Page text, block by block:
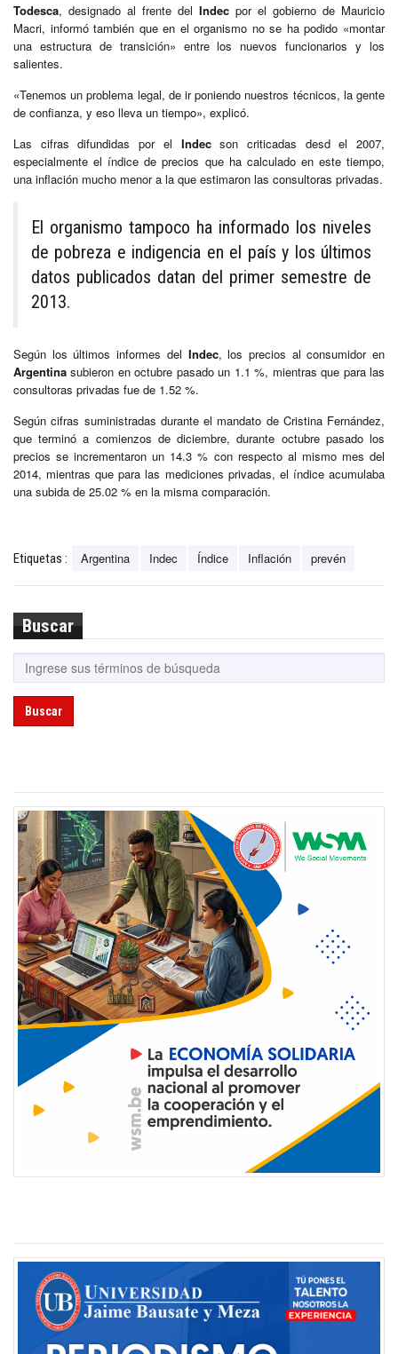
Todesca, designado al frente del Indec por el gobierno de Mauricio
Macri, informó también que en el organismo no se ha podido «montar
una estructura de transición» entre los nuevos funcionarios y los
salientes.
«Tenemos un problema legal, de ir poniendo nuestros técnicos, la gente
de confianza, y eso lleva un tiempo», explicó.
Las cifras difundidas por el Indecson criticadas desd el 2007,
especialmente el índice de precios que ha calculado en este tiempo,
una inflación mucho menor a la que estimaron las consultoras privadas.
El organismo tampoco ha informado los niveles
de pobreza e indigencia en el país y los últimos
datos publicados datan del primer semestre de
2013.
Según los últimos informes del Indec, los precios al consumidor en
Argentina subieron en octubre pasado un 1.1 %, mientras que para las
consultoras privadas fue de 1.52 %.
Según cifras suministradas durante el mandato de Cristina Fernández,
que terminó a comienzos de diciembre, durante octubre pasado los
precios se incrementaron un 14.3 % con respecto al mismo mes del
2014, mientras que para las mediciones privadas, el índice acumulaba
una subida de 25.02 % en la misma comparación.
Etiquetas : Argentina Indec Índice Inflación prevén
Buscar
Buscar